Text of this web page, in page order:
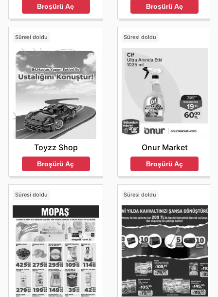
Broşürü Aç Broşürü Aç
Süresi doldu
Toyzz Shop
Broşürü Aç
Süresi doldu
Onur Market
Broşürü Aç
Süresi doldu Süresi doldu